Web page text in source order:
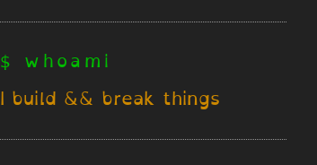
$ whoami
I build && break things